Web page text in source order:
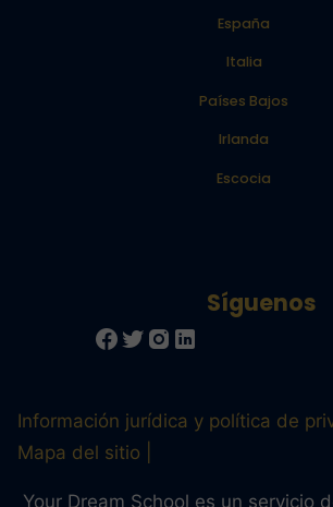
España
Italia
Países Bajos
Irlanda
Escocia
Información jurídica y política de
Mapa del sitio
Your Dream School es un servicio